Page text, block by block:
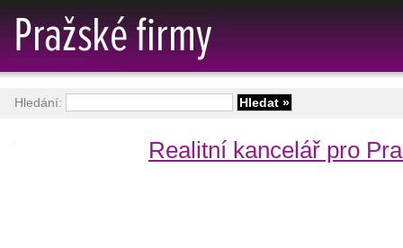
Realitní kancelář pro
Hledání: